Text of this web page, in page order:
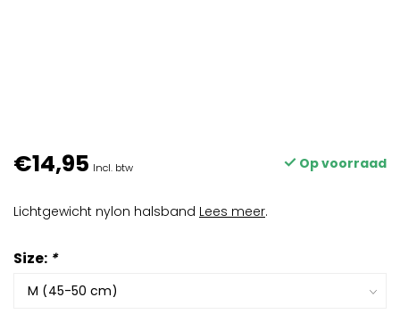
€14,95 Incl. btw Op voorraad
Lichtgewicht nylon halsband Lees meer.
Size: *